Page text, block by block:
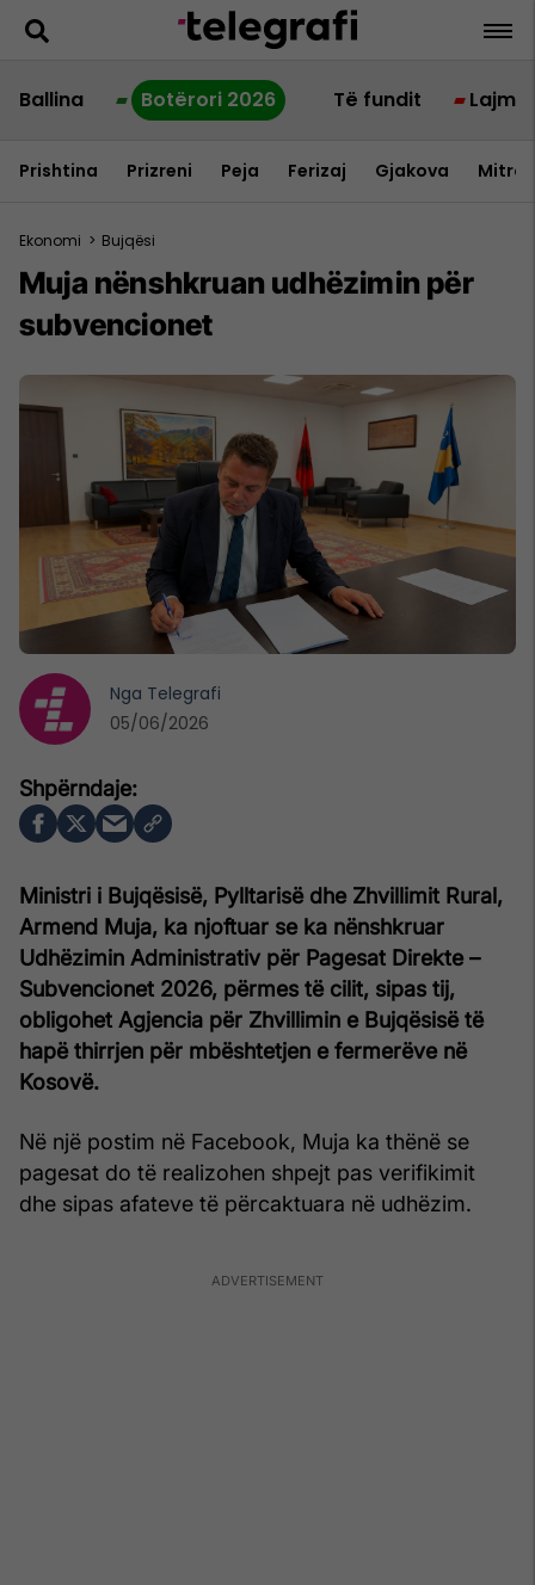
Ballina Botërori 2026 Të fundit Lajme
Prishtina Prizreni Peja Ferizaj Gjakova
Ekonomi > Bujqësi
Muja nënshkruan udhëzimin për
subvencionet
Ministri i Bujqësisë, Pylltarisë dhe Zhvillimit Rural,
Armend Muja, ka njoftuar se ka nënshkruar
Udhëzimin Administrativ për Pagesat Direkte –
Subvencionet 2026, përmes të cilit, sipas tij,
obligohet Agjencia për Zhvillimin e Bujqësisë të
hapë thirrjen për mbështetjen e fermerëve në
Kosovë.
Në një postim në Facebook, Muja ka thënë se
pagesat do të realizohen shpejt pas verifikimit
dhe sipas afateve të përcaktuara në udhëzim.
Nga Telegrafi
05/06/2026